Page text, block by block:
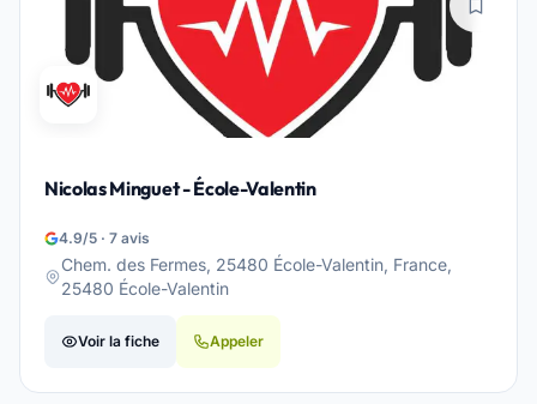
Nicolas Minguet - École-Valentin
4.9/5 · 7 avis
Chem. des Fermes, 25480 École-Valentin, France,
25480 École-Valentin
Voir la fiche Appeler